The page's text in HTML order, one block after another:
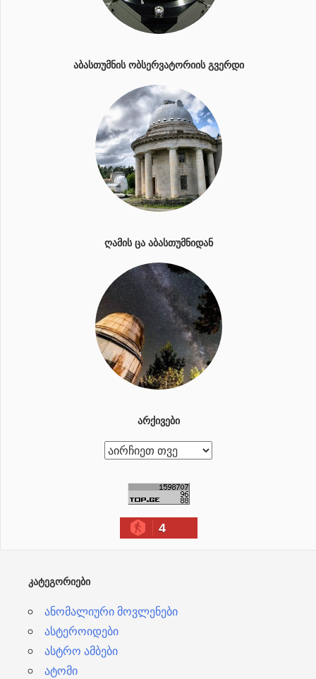
ᲐᲑᲐᲡᲗᲣᲛᲜᲘᲡ ᲝᲑᲡᲔᲠᲕᲐᲢᲝᲠᲘᲘᲡ ᲒᲕᲔᲠᲓᲘ
ᲦᲐᲛᲘᲡ ᲪᲐ ᲐᲑᲐᲡᲗᲣᲛᲜᲘᲓᲐᲜ
ᲐᲠᲥᲘᲕᲔᲑᲘ
ა
4
ᲙᲐᲢᲔᲒᲝᲠᲘᲔᲑᲘ
ანომალიური მოვლენები
ასტეროიდები
ასტრო ამბები
ატომი